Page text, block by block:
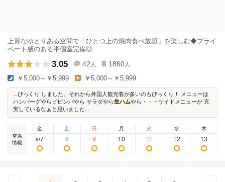
上質なゆとりある空間で「ひとつ上の焼肉食べ放題」を楽しむ◆プライ
ベート感のある半個室完備◎
3.05 42 人 1860 人
￥5,000～￥5,999 ￥5,000～￥5,999
...びっくり しました。それから外国人観光客が多いのもびっくり！ メニューは
ハンバーグやらビビンバやら サラダやら生ハムやら・・・サイドメニューが 充
実しているなぁと思いました...
空席
情報
金
8/7
土
8
日
9
月
10
火
11
水
12
木
13